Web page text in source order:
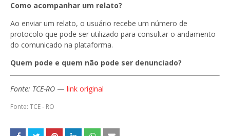
Como acompanhar um relato?
Ao enviar um relato, o usuário recebe um número de
protocolo que pode ser utilizado para consultar o andamento
do comunicado na plataforma.
Quem pode e quem não pode ser denunciado?
Fonte: TCE-RO — link original
Fonte: TCE - RO